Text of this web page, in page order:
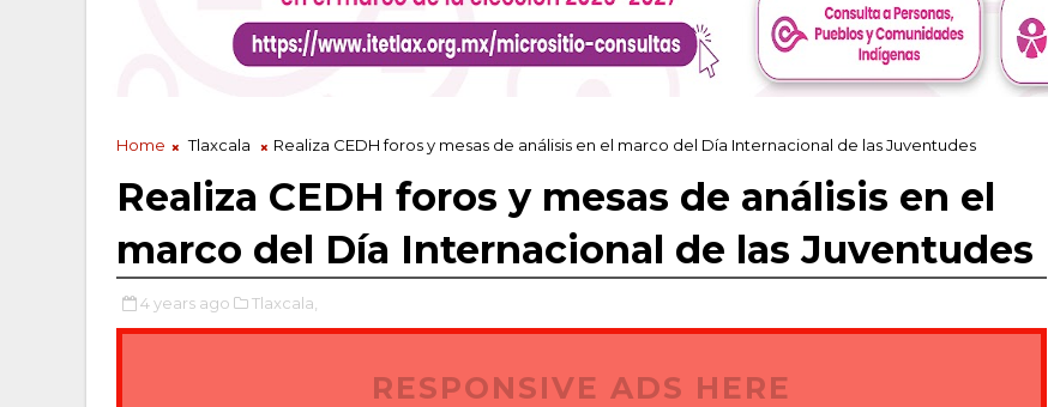
Home Tlaxcala Realiza CEDH foros y mesas de análisis en el marco del Día Internacional de las Juventudes
Realiza CEDH foros y mesas de análisis en el
marco del Día Internacional de las Juventudes
4 years ago Tlaxcala,
RESPONSIVE ADS HERE